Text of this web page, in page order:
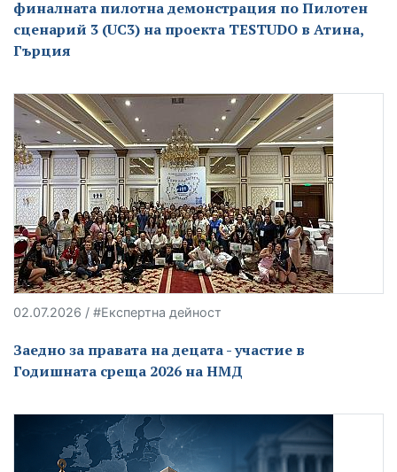
финалната пилотна демонстрация по Пилотен
сценарий 3 (UC3) на проекта TESTUDO в Атина,
Гърция
02.07.2026 / #Експертна дейност
Заедно за правата на децата - участие в
Годишната среща 2026 на НМД